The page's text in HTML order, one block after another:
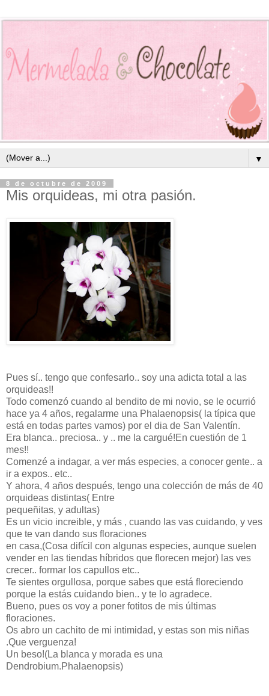
▼
8 de octubre de 2009
Mis orquideas, mi otra pasión.
Pues sí.. tengo que confesarlo.. soy una adicta total a las
orquideas!!
Todo comenzó cuando al bendito de mi novio, se le ocurrió
hace ya 4 años, regalarme una Phalaenopsis( la típica que
está en todas partes vamos) por el dia de San Valentín.
Era blanca.. preciosa.. y .. me la cargué!En cuestión de 1
mes!!
Comenzé a indagar, a ver más especies, a conocer gente.. a
ir a expos.. etc..
Y ahora, 4 años después, tengo una colección de más de 40
orquideas distintas( Entre
pequeñitas, y adultas)
Es un vicio increible, y más , cuando las vas cuidando, y ves
que te van dando sus floraciones
en casa,(Cosa difícil con algunas especies, aunque suelen
vender en las tiendas híbridos que florecen mejor) las ves
crecer.. formar los capullos etc..
Te sientes orgullosa, porque sabes que está floreciendo
porque la estás cuidando bien.. y te lo agradece.
Bueno, pues os voy a poner fotitos de mis últimas
floraciones.
Os abro un cachito de mi intimidad, y estas son mis niñas
.Que verguenza!
Un beso!(La blanca y morada es una
Dendrobium.Phalaenopsis)